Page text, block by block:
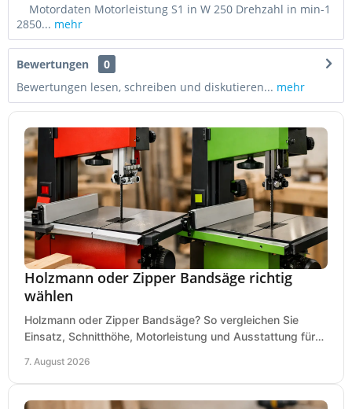
Motordaten Motorleistung S1 in W 250 Drehzahl in min-1
2850... mehr
Bewertungen
0
Bewertungen lesen, schreiben und diskutieren... mehr
Holzmann oder Zipper Bandsäge richtig
wählen
Holzmann oder Zipper Bandsäge? So vergleichen Sie
Einsatz, Schnitthöhe, Motorleistung und Ausstattung für
7. August 2026